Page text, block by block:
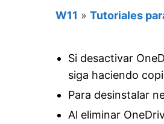
W11 » Tutoriales
Si desactivar
siga haciendo
Para desinstalar
Al eliminar